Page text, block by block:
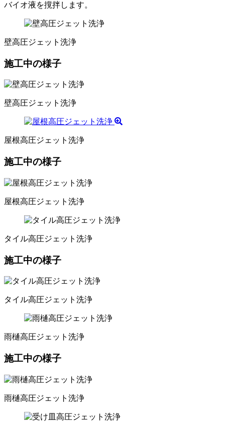
バイオ液を撹拌します。
壁高圧ジェット洗浄
施工中の様子
壁高圧ジェット洗浄
屋根高圧ジェット洗浄
施工中の様子
屋根高圧ジェット洗浄
タイル高圧ジェット洗浄
施工中の様子
タイル高圧ジェット洗浄
雨樋高圧ジェット洗浄
施工中の様子
雨樋高圧ジェット洗浄